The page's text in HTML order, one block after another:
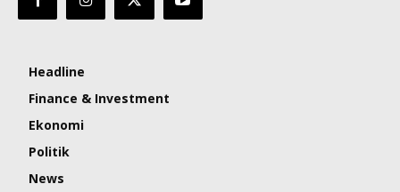
Headline
Finance & Investment
Ekonomi
Politik
News